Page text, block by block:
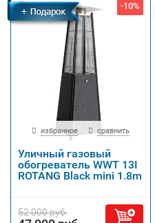
Бесплатная
доставка
-10%
избранное сравнить
Уличный газовый
обогреватель WWT 13I
ROTANG Black mini 1.8m
52 000 руб.